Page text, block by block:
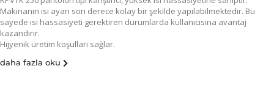
Makinanın ısı ayarı son derece kolay bir şekilde yapılabilmektedir. Bu
sayede ısı hassasiyeti gerektiren durumlarda kullanıcısına avantaj
kazandırır.
Hijyenik üretim koşulları sağlar.
daha fazla oku